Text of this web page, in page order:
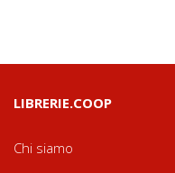
LIBRERIE.COOP
Chi siamo